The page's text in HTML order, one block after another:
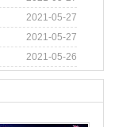
2021-05-27
2021-05-27
2021-05-26